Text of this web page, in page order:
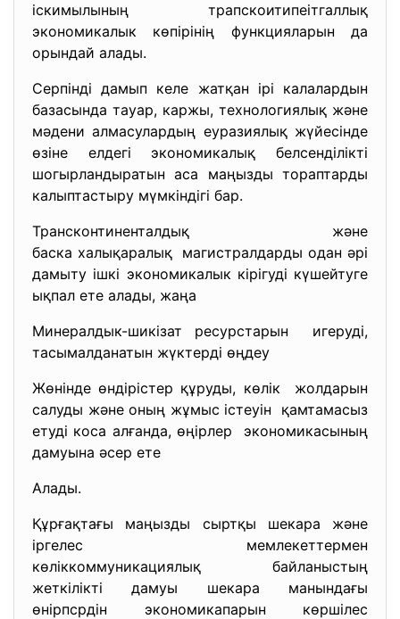
іскимылының трапскоитипеітгаллық
экономикалык көпірінің функцияларын да
орындай алады.
Серпінді дамып келе жатқан ірі калалардын
базасында тауар, каржы, технологиялық және
мәдени алмасулардың еуразиялық жүйесінде
өзіне елдегі экономикалық белсенділікті
шогырландыратын аса маңызды тораптарды
калыптастыру мүмкіндігі бар.
Трансконтиненталдық және
баска халықаралық магистралдарды одан әрі
дамыту ішкі экономикалык кірігуді күшейтуге
ықпал ете алады, жаңа
Минералдык-шикізат ресурстарын игеруді,
тасымалданатын жүктерді өңдеу
Жөнінде өндірістер құруды, көлік жолдарын
салуды және оның жұмыс істеуін қамтамасыз
етуді коса алғанда, өңірлер экономикасының
дамуына әсер ете
Алады.
Құрғақтағы маңызды сыртқы шекара және
іргелес мемлекеттермен
көліккоммуникациялық байланыстың
жеткілікті дамуы шекара манындағы
өнірпсрдін экономикапарын көршілес